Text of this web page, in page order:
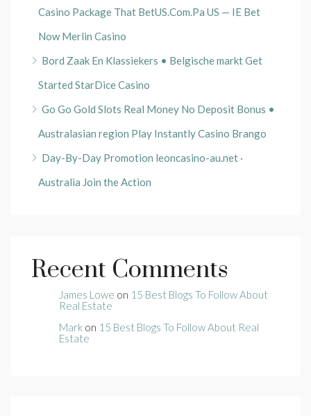
Casino Package That BetUS.Com.Pa US — IE Bet
Now Merlin Casino
Bord Zaak En Klassiekers • Belgische markt Get
Started StarDice Casino
Go Go Gold Slots Real Money No Deposit Bonus •
Australasian region Play Instantly Casino Brango
Day-By-Day Promotion leoncasino-au.net ·
Australia Join the Action
Recent Comments
James Lowe on 15 Best Blogs To Follow About
Real Estate
Mark on 15 Best Blogs To Follow About Real
Estate